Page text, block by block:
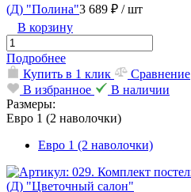
(Д) "Полина"3 689 ₽ / шт
В корзину
Подробнее
Купить в 1 клик
Сравнение
В избранное
В наличии
Размеры:
Евро 1 (2 наволочки)
Евро 1 (2 наволочки)